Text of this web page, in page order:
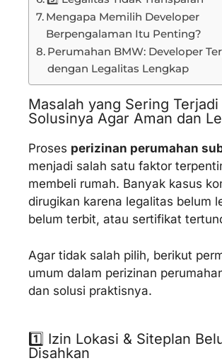
Mengapa Memilih Developer
Berpengalaman Itu Penting?
Perumahan BMW: Developer
dengan Legalitas Lengkap
Masalah yang Sering Terjadi
Solusinya Agar Aman dan
Proses perizinan perumahan
menjadi salah satu faktor
membeli rumah. Banyak kasus
dirugikan karena legalitas belum
belum terbit, atau sertifikat
Agar tidak salah pilih, berikut
umum dalam perizinan
dan solusi praktisnya.
1️⃣ Izin Lokasi & Siteplan
Disahkan